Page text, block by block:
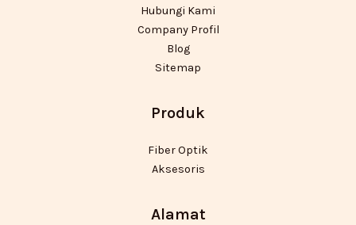
Hubungi Kami
Company Profil
Blog
Sitemap
Produk
Fiber Optik
Aksesoris
Alamat